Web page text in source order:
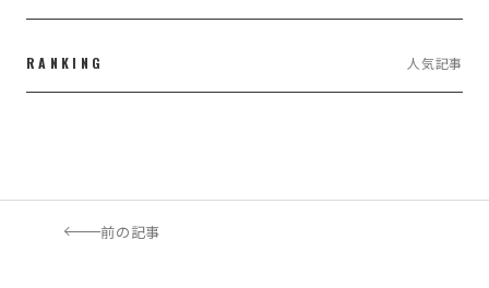
managementwork,branding 1
WEBのこと 188
RANKING 人気記事
前の記事